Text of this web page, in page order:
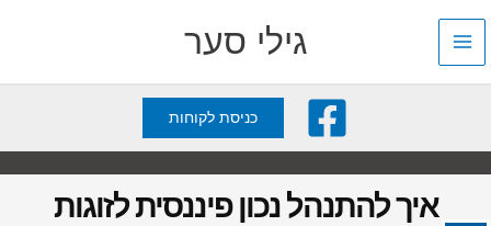
השבת את ההבזקים
settings צבע רקע
זום (הקטנה)
לתוכן
גילי סער
כניסת לקוחות
איך להתנהל נכון פיננסית לזוגות